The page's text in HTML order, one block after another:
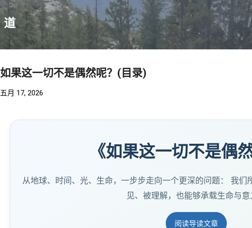
跳至主要内容
道
如果这一切不是偶然呢？(目录)
五月 17, 2026
《如果这一切不是偶
从地球、时间、光、生命，一步步走向一个更深的问题： 我们
见、被理解，也能够承载生命与意
阅读导读文章